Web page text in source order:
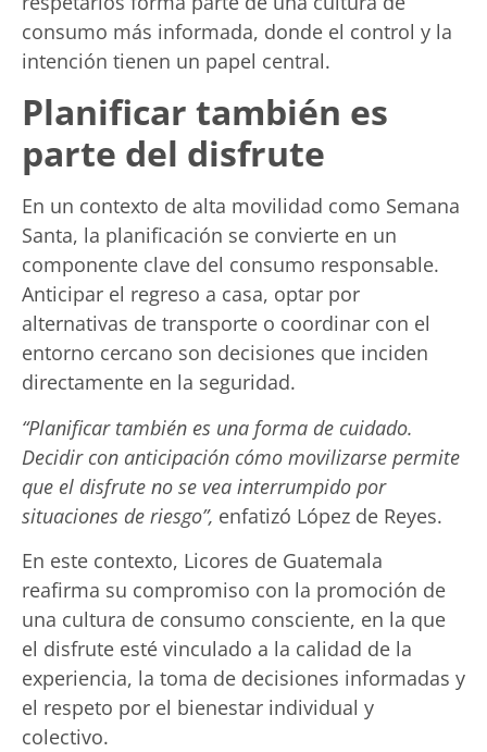
consumo más informada, donde el control y la
intención tienen un papel central.
Planificar también es
parte del disfrute
En un contexto de alta movilidad como Semana
Santa, la planificación se convierte en un
componente clave del consumo responsable.
Anticipar el regreso a casa, optar por
alternativas de transporte o coordinar con el
entorno cercano son decisiones que inciden
directamente en la seguridad.
“Planificar también es una forma de cuidado.
Decidir con anticipación cómo movilizarse permite
que el disfrute no se vea interrumpido por
situaciones de riesgo”, enfatizó López de Reyes.
En este contexto, Licores de Guatemala
reafirma su compromiso con la promoción de
una cultura de consumo consciente, en la que
el disfrute esté vinculado a la calidad de la
experiencia, la toma de decisiones informadas y
el respeto por el bienestar individual y
colectivo.